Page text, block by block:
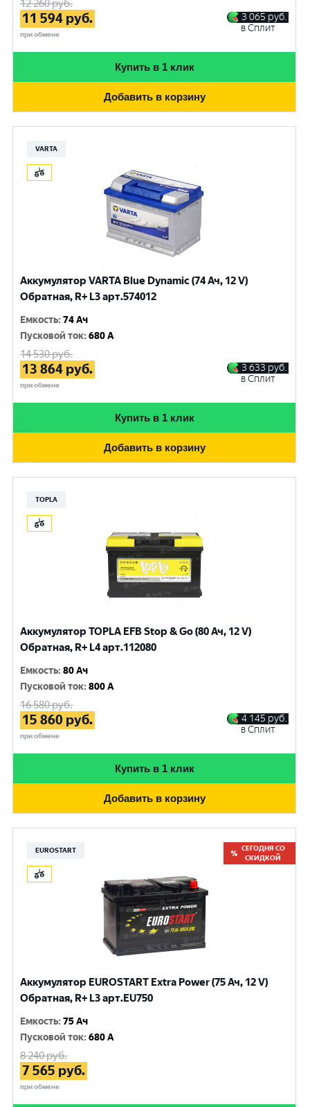
12 260руб.
11 594 руб.
при обмене
3 065 руб.
в Сплит
Купить в 1 клик
Добавить в корзину
VARTA
Аккумулятор VARTA Blue Dynamic (74 Ач, 12 V)
Обратная, R+ L3 арт.574012
Емкость:74 Ач
Пусковой ток:680 A
14 530руб.
13 864 руб.
при обмене
3 633 руб.
в Сплит
Купить в 1 клик
Добавить в корзину
TOPLA
Аккумулятор TOPLA EFB Stop & Go (80 Ач, 12 V)
Обратная, R+ L4 арт.112080
Емкость:80 Ач
Пусковой ток:800 A
16 580руб.
15 860 руб.
при обмене
4 145 руб.
в Сплит
Купить в 1 клик
Добавить в корзину
EUROSTART
СЕГОДНЯ СО
СКИДКОЙ
Аккумулятор EUROSTART Extra Power (75 Ач, 12 V)
Обратная, R+ L3 арт.EU750
Емкость:75 Ач
Пусковой ток:680 A
8 240руб.
7 565 руб.
при обмене